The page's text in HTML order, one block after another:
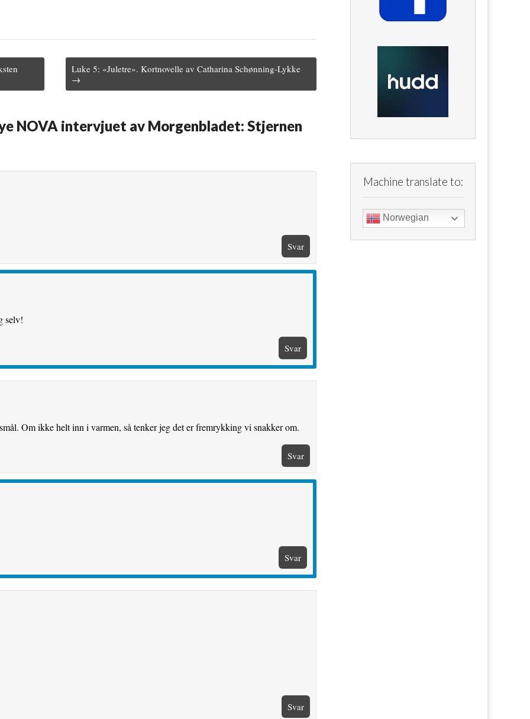
Luke 5: «Juletre». Kortnovelle av Catharina Schønning-Lykke
→
NOVA intervjuet av Morgenbladet: Stjernen
Svar
selv!
Svar
Om ikke helt inn i varmen, så tenker jeg det er fremrykking vi snakker om.
Svar
Svar
Svar
Machine translate to:
Norwegian